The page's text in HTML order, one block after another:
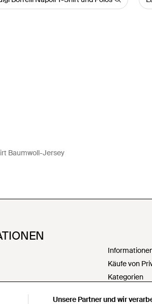
Unsere Partner und wir
Baumwoll-Jersey
Käufe von
Kategorien